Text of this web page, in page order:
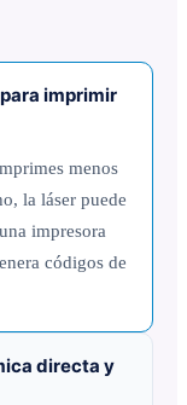
imprimir
menos
la láser puede
impresora
códigos de
directa y